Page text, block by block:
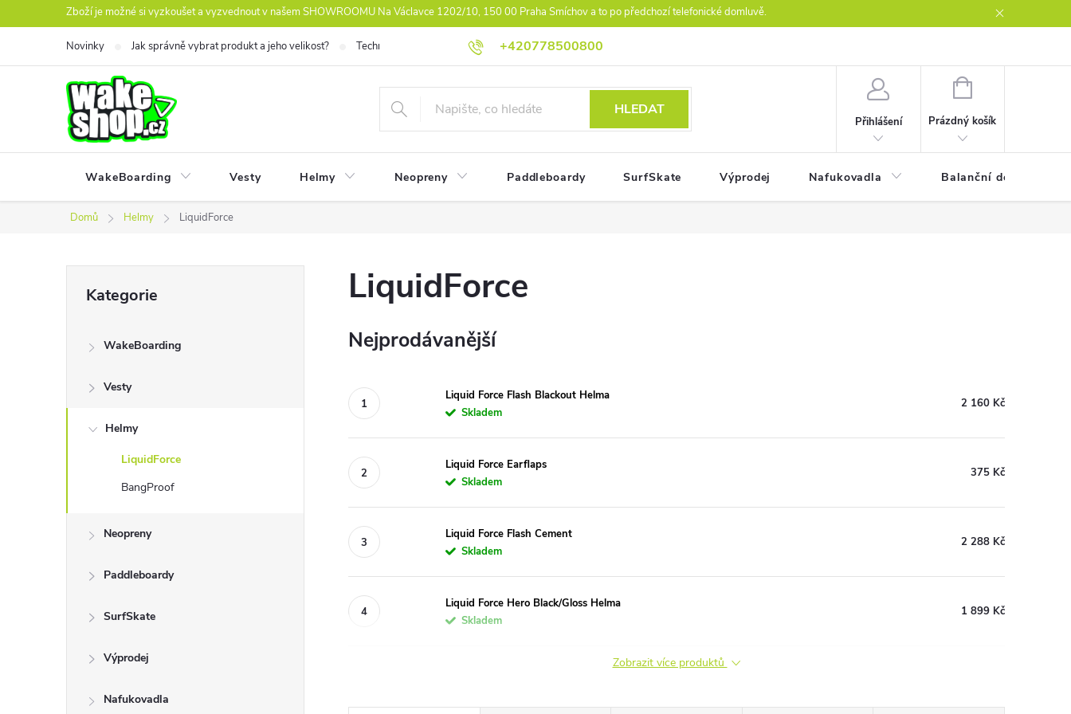
na
Zboží je možné si vyzkoušet a vyzvednout v našem SHOWROOMU Na Václavce 1202/10, 150 00 Praha Smíchov a to po předchozí telefonické domluvě.
+420778500800
Novinky Jak správně vybrat produkt a jeho velikost? Technologie Athlet Driven Inovation Práva z vad reklamace
HLEDAT
Přihlášení
NÁKUPNÍ
Prázdný košík
WakeBoarding Vesty Helmy Neopreny Paddleboardy SurfSkate Výprodej Nafukovadla Balanční desky
Domů Helmy LiquidForce
t
n
kategorie
Kategorie
WakeBoarding
Vesty
Helmy
LiquidForce
BangProof
Neopreny
Paddleboardy
SurfSkate
Výprodej
Nafukovadla
LiquidForce
Nejprodávanější
Liquid Force Flash Blackout Helma
Skladem
2 160 Kč
Liquid Force Earflaps
Skladem
375 Kč
Liquid Force Flash Cement
Skladem
2 288 Kč
Liquid Force Hero Black/Gloss Helma
Skladem
1 899 Kč
Zobrazit více produktů